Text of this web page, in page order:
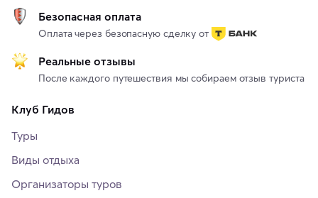
Безопасная оплата
Оплата через безопасную сделку от
Реальные отзывы
После каждого путешествия мы собираем отзыв туриста
Клуб Гидов
Туры
Виды отдыха
Организаторы туров